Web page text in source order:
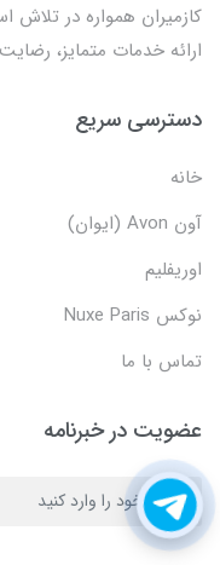
کازمیران همواره در
ارائه خدمات متمایز،
دسترسی سریع
خانه
آون Avon (ایوان)
اوریفلیم
نوکس Nuxe Paris
تماس با ما
عضویت در خبرنامه